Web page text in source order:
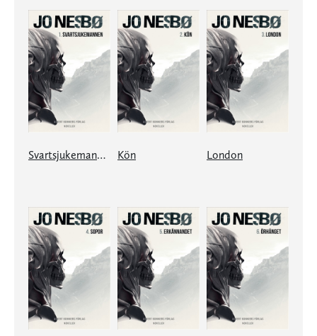
Svartsjukemannen Kön London